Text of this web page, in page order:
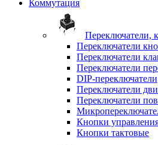
Коммутация
Переключатели,
Переключатели
Переключатели
Переключатели
DIP-переключатели
Переключатели
Переключатели
Кнопки
Кнопки тактовые